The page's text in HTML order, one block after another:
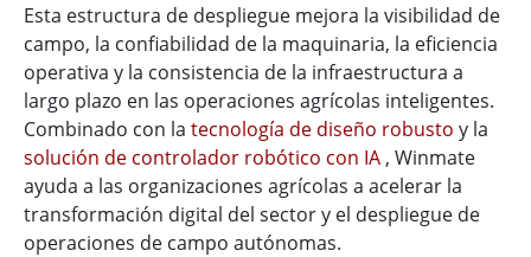
Esta estructura de despliegue mejora la visibilidad de
campo, la confiabilidad de la maquinaria, la eficiencia
operativa y la consistencia de la infraestructura a
largo plazo en las operaciones agrícolas inteligentes.
Combinado con la tecnología de diseño robusto y la
solución de controlador robótico con IA , Winmate
ayuda a las organizaciones agrícolas a acelerar la
transformación digital del sector y el despliegue de
operaciones de campo autónomas.